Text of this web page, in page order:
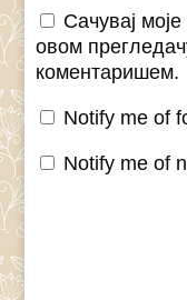
Сачувај
овом
коментаришем.
Notify me of
Notify me of